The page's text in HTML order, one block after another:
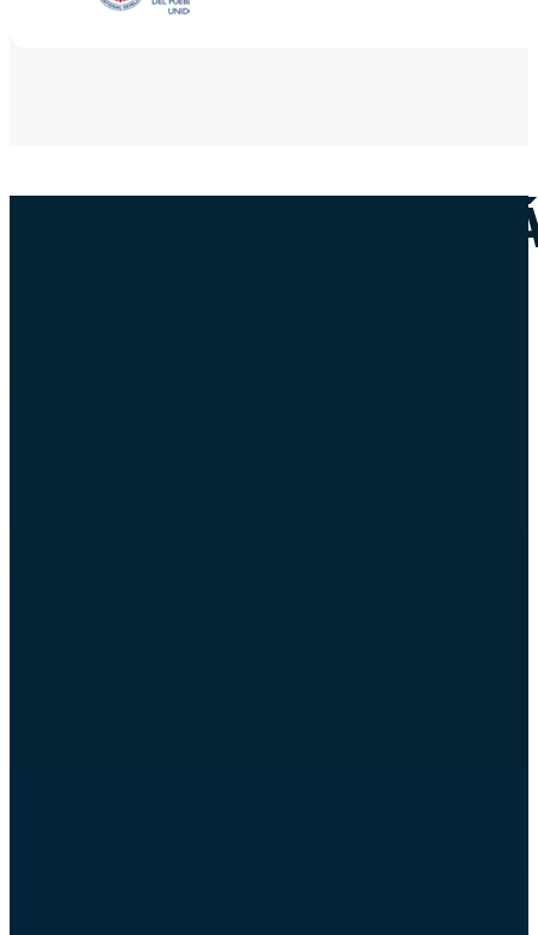
¿QUIERES SABER